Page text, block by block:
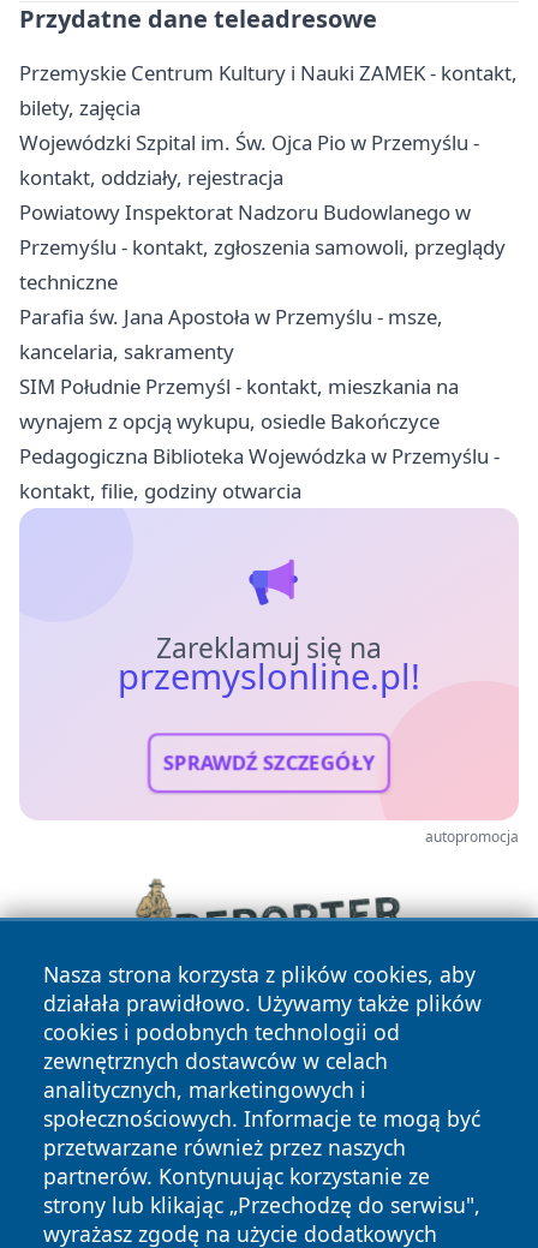
Przydatne dane teleadresowe
Przemyskie Centrum Kultury i Nauki ZAMEK - kontakt,
bilety, zajęcia
Wojewódzki Szpital im. Św. Ojca Pio w Przemyślu -
kontakt, oddziały, rejestracja
Powiatowy Inspektorat Nadzoru Budowlanego w
Przemyślu - kontakt, zgłoszenia samowoli, przeglądy
techniczne
Parafia św. Jana Apostoła w Przemyślu - msze,
kancelaria, sakramenty
SIM Południe Przemyśl - kontakt, mieszkania na
wynajem z opcją wykupu, osiedle Bakończyce
Pedagogiczna Biblioteka Wojewódzka w Przemyślu -
kontakt, filie, godziny otwarcia
Zareklamuj się na
przemyslonline.pl!
SPRAWDŹ SZCZEGÓŁY
autopromocja
Nasza strona korzysta z plików cookies, aby
działała prawidłowo. Używamy także plików
cookies i podobnych technologii od
zewnętrznych dostawców w celach
analitycznych, marketingowych i
społecznościowych. Informacje te mogą być
przetwarzane również przez naszych
partnerów. Kontynuując korzystanie ze
strony lub klikając „Przechodzę do serwisu",
wyrażasz zgodę na użycie dodatkowych
Copyright © 2026 przemyslonline.pl Wszystkie prawa
zastrzeżone.